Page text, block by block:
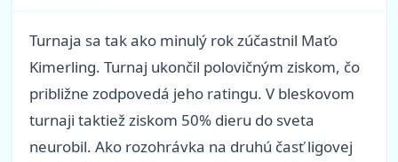
Turnaja sa tak ako minulý rok zúčastnil Maťo
Kimerling. Turnaj ukončil polovičným ziskom, čo
približne zodpovedá jeho ratingu. V bleskovom
turnaji taktiež ziskom 50% dieru do sveta
neurobil. Ako rozohrávka na druhú časť ligovej